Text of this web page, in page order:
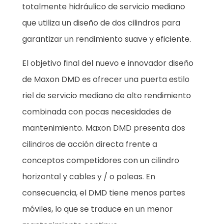
totalmente hidráulico de servicio mediano
que utiliza un diseño de dos cilindros para
garantizar un rendimiento suave y eficiente.
El objetivo final del nuevo e innovador diseño
de Maxon DMD es ofrecer una puerta estilo
riel de servicio mediano de alto rendimiento
combinada con pocas necesidades de
mantenimiento. Maxon DMD presenta dos
cilindros de acción directa frente a
conceptos competidores con un cilindro
horizontal y cables y / o poleas. En
consecuencia, el DMD tiene menos partes
móviles, lo que se traduce en un menor